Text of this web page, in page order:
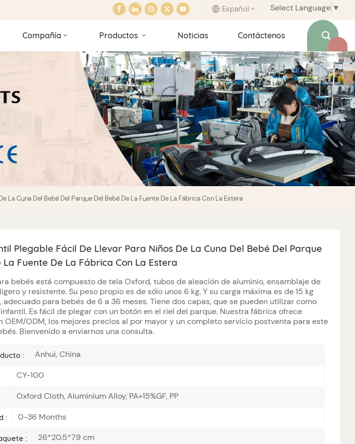
Select Language ▼
Español
English
français
italiano
español
português
Compañía Productos Noticias Contáctenos
La Cuna Del Bebé Del Parque Del Bebé De La Fuente De La Fábrica Con La Estera
Plegable Fácil De Llevar Para Niños De La Cuna Del Bebé Del Parque
La Fuente De La Fábrica Con La Estera
bebés está compuesto de tela Oxford, tubos de aleación de aluminio, ensamblaje de
ligero y resistente. Su peso propio es de sólo unos 6 kg. Y su carga máxima es de 15 kg
adecuado para bebés de 6 a 36 meses. Tiene dos capas, que se pueden utilizar como
Es fácil de plegar con un botón en el riel del parque. Nuestra fábrica ofrece
OEM/ODM, los mejores precios al por mayor y un completo servicio postventa para este
Bienvenido a enviarnos una consulta.
: Anhui, China
CY-100
Oxford Cloth, Aluminium Alloy, PA+15%GF, PP
: 0-36 Months
: 26*20.5*79 cm